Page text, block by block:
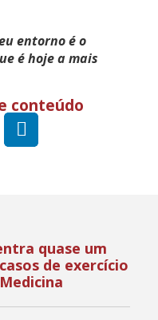
entorno é o
é hoje a mais
conteúdo
quase um
de exercício